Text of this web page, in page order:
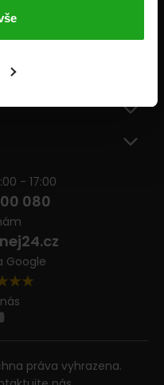
- 17:00
080
Google
práva vyhrazena.